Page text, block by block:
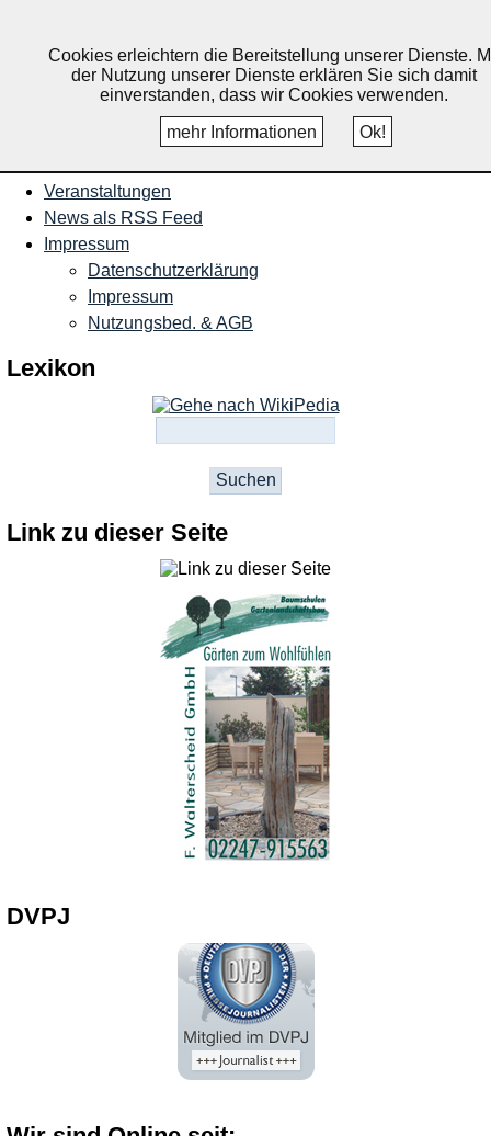
Ruppichteroth, Schönenberg,
Winterscheid
Veranstaltungen
News als RSS Feed
Impressum
Datenschutzerklärung
Impressum
Nutzungsbed. & AGB
Lexikon
Link zu dieser Seite
DVPJ
Cookies erleichtern die Bereitstellung unserer Dienste.
der Nutzung unserer Dienste erklären Sie sich damit
einverstanden, dass wir Cookies verwenden.
mehr Informationen
Ok!